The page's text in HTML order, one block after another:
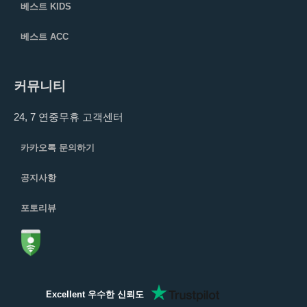
베스트 KIDS
베스트 ACC
커뮤니티
24, 7 연중무휴 고객센터
카카오톡 문의하기
공지사항
포토리뷰
Excellent 우수한 신뢰도